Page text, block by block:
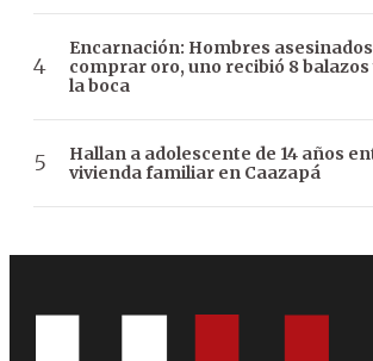
Encarnación: Hombres
comprar oro, uno recibió 8
la boca
Hallan a adolescente de 14 años
vivienda familiar en Caazapá